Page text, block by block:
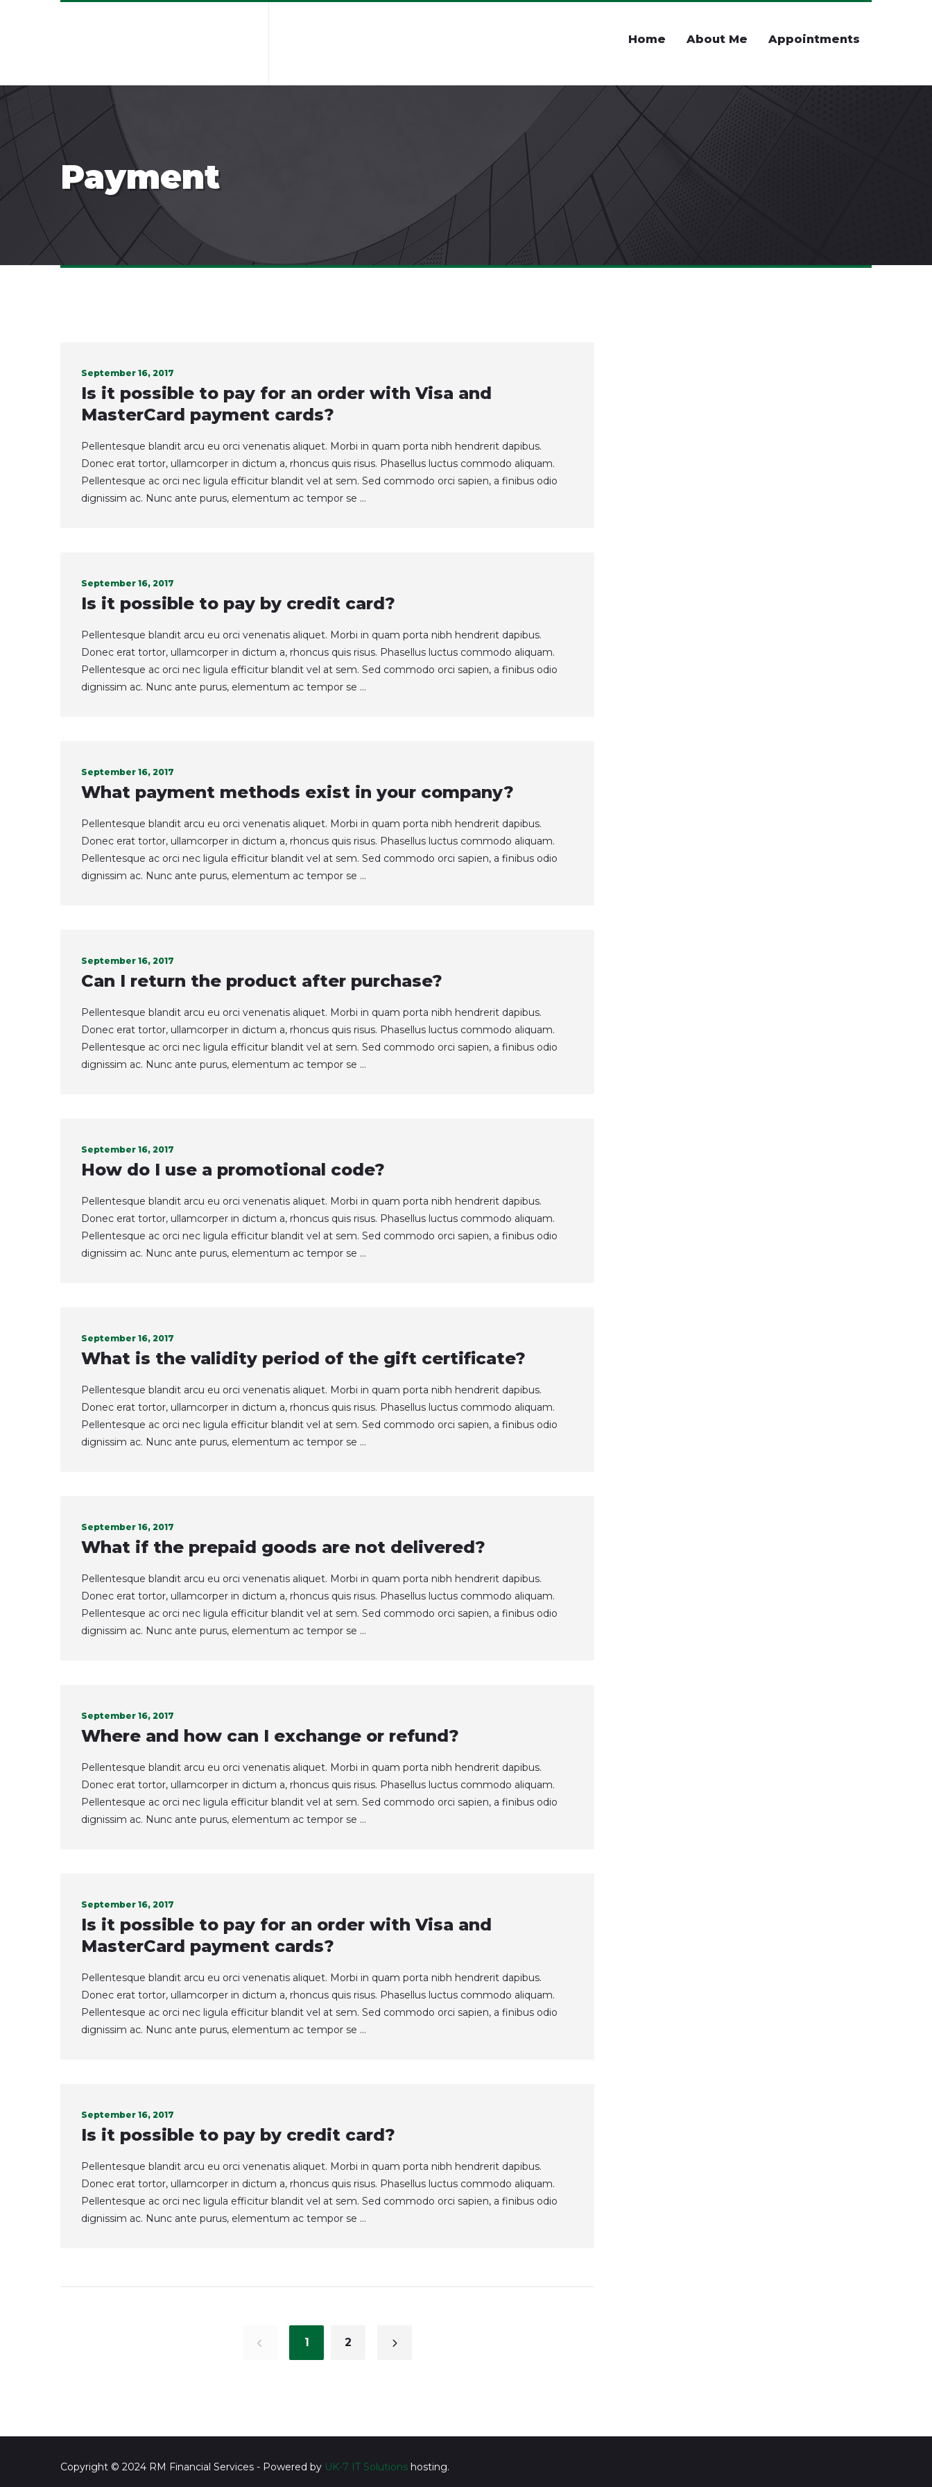
Home About Me Appointments
Payment
September 16, 2017
Is it possible to pay for an order with Visa and
MasterCard payment cards?
Pellentesque blandit arcu eu orci venenatis aliquet. Morbi in quam porta nibh hendrerit dapibus.
Donec erat tortor, ullamcorper in dictum a, rhoncus quis risus. Phasellus luctus commodo aliquam.
Pellentesque ac orci nec ligula efficitur blandit vel at sem. Sed commodo orci sapien, a finibus odio
dignissim ac. Nunc ante purus, elementum ac tempor se ...
September 16, 2017
Is it possible to pay by credit card?
Pellentesque blandit arcu eu orci venenatis aliquet. Morbi in quam porta nibh hendrerit dapibus.
Donec erat tortor, ullamcorper in dictum a, rhoncus quis risus. Phasellus luctus commodo aliquam.
Pellentesque ac orci nec ligula efficitur blandit vel at sem. Sed commodo orci sapien, a finibus odio
dignissim ac. Nunc ante purus, elementum ac tempor se ...
September 16, 2017
What payment methods exist in your company?
Pellentesque blandit arcu eu orci venenatis aliquet. Morbi in quam porta nibh hendrerit dapibus.
Donec erat tortor, ullamcorper in dictum a, rhoncus quis risus. Phasellus luctus commodo aliquam.
Pellentesque ac orci nec ligula efficitur blandit vel at sem. Sed commodo orci sapien, a finibus odio
dignissim ac. Nunc ante purus, elementum ac tempor se ...
September 16, 2017
Can I return the product after purchase?
Pellentesque blandit arcu eu orci venenatis aliquet. Morbi in quam porta nibh hendrerit dapibus.
Donec erat tortor, ullamcorper in dictum a, rhoncus quis risus. Phasellus luctus commodo aliquam.
Pellentesque ac orci nec ligula efficitur blandit vel at sem. Sed commodo orci sapien, a finibus odio
dignissim ac. Nunc ante purus, elementum ac tempor se ...
September 16, 2017
How do I use a promotional code?
Pellentesque blandit arcu eu orci venenatis aliquet. Morbi in quam porta nibh hendrerit dapibus.
Donec erat tortor, ullamcorper in dictum a, rhoncus quis risus. Phasellus luctus commodo aliquam.
Pellentesque ac orci nec ligula efficitur blandit vel at sem. Sed commodo orci sapien, a finibus odio
dignissim ac. Nunc ante purus, elementum ac tempor se ...
September 16, 2017
What is the validity period of the gift certificate?
Pellentesque blandit arcu eu orci venenatis aliquet. Morbi in quam porta nibh hendrerit dapibus.
Donec erat tortor, ullamcorper in dictum a, rhoncus quis risus. Phasellus luctus commodo aliquam.
Pellentesque ac orci nec ligula efficitur blandit vel at sem. Sed commodo orci sapien, a finibus odio
dignissim ac. Nunc ante purus, elementum ac tempor se ...
September 16, 2017
What if the prepaid goods are not delivered?
Pellentesque blandit arcu eu orci venenatis aliquet. Morbi in quam porta nibh hendrerit dapibus.
Donec erat tortor, ullamcorper in dictum a, rhoncus quis risus. Phasellus luctus commodo aliquam.
Pellentesque ac orci nec ligula efficitur blandit vel at sem. Sed commodo orci sapien, a finibus odio
dignissim ac. Nunc ante purus, elementum ac tempor se ...
September 16, 2017
Where and how can I exchange or refund?
Pellentesque blandit arcu eu orci venenatis aliquet. Morbi in quam porta nibh hendrerit dapibus.
Donec erat tortor, ullamcorper in dictum a, rhoncus quis risus. Phasellus luctus commodo aliquam.
Pellentesque ac orci nec ligula efficitur blandit vel at sem. Sed commodo orci sapien, a finibus odio
dignissim ac. Nunc ante purus, elementum ac tempor se ...
September 16, 2017
Is it possible to pay for an order with Visa and
MasterCard payment cards?
Pellentesque blandit arcu eu orci venenatis aliquet. Morbi in quam porta nibh hendrerit dapibus.
Donec erat tortor, ullamcorper in dictum a, rhoncus quis risus. Phasellus luctus commodo aliquam.
Pellentesque ac orci nec ligula efficitur blandit vel at sem. Sed commodo orci sapien, a finibus odio
dignissim ac. Nunc ante purus, elementum ac tempor se ...
September 16, 2017
Is it possible to pay by credit card?
Pellentesque blandit arcu eu orci venenatis aliquet. Morbi in quam porta nibh hendrerit dapibus.
Donec erat tortor, ullamcorper in dictum a, rhoncus quis risus. Phasellus luctus commodo aliquam.
Pellentesque ac orci nec ligula efficitur blandit vel at sem. Sed commodo orci sapien, a finibus odio
dignissim ac. Nunc ante purus, elementum ac tempor se ...
navigation 1 2
Copyright © 2024 RM Financial Services - Powered by UK-7 IT Solutions hosting.